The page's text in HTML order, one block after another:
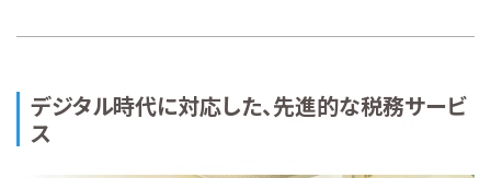
デジタル時代に対応した、先進的な税務サービ
ス